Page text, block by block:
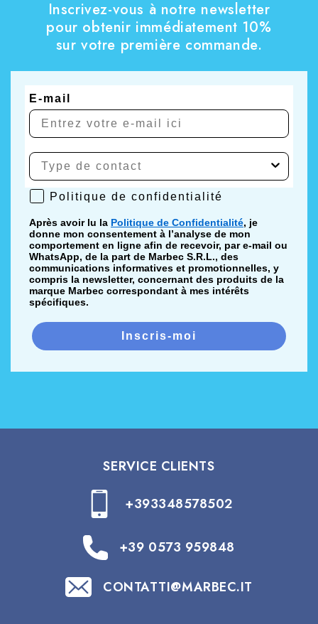
Inscrivez-vous à notre newsletter
pour obtenir immédiatement 10%
sur votre première commande.
E-mail
Politique de confidentialité
Politique de confidentialité
Après avoir lu la Politique de Confidentialité, je
donne mon consentement à l’analyse de mon
comportement en ligne afin de recevoir, par e-mail ou
WhatsApp, de la part de Marbec S.R.L., des
communications informatives et promotionnelles, y
compris la newsletter, concernant des produits de la
marque Marbec correspondant à mes intérêts
spécifiques.
Inscris-moi
SERVICE CLIENTS
+393348578502
+39 0573 959848
CONTATTI@MARBEC.IT